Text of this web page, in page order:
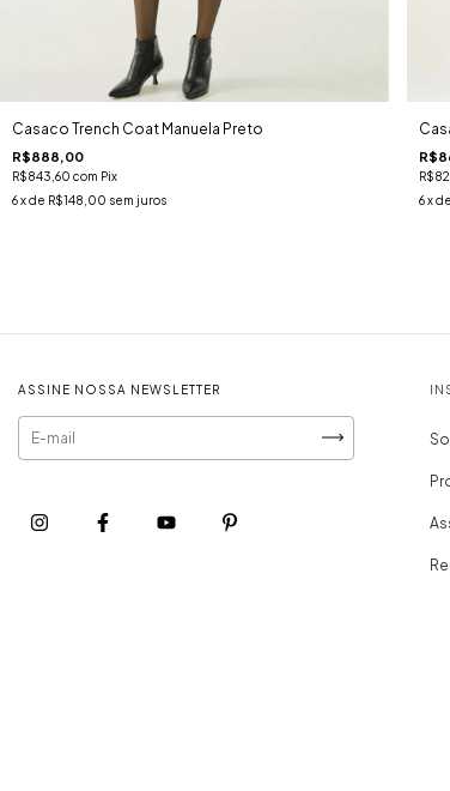
Casaco Trench Coat Manuela Preto
R$888,00
R$843,60 com Pix
6x de R$148,00 sem juros
6x de
ASSINE NOSSA NEWSLETTER